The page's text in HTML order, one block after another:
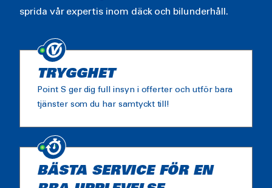
sprida vår expertis inom däck och bilunderhåll.
TRYGGHET
Point S ger dig full insyn i offerter och utför bara
tjänster som du har samtyckt till!
BÄSTA SERVICE FÖR EN